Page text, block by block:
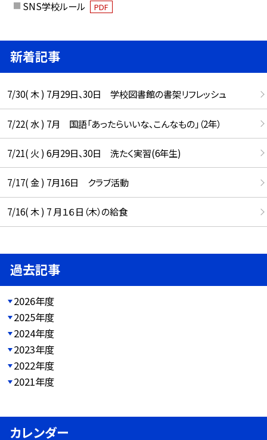
SNS学校ルール PDF
新着記事
7/30( 木 ) 7月29日、30日 学校図書館の書架リフレッシュ
7/22( 水 ) 7月 国語「あったらいいな、こんなもの」（2年）
7/21( 火 ) 6月29日、30日 洗たく実習(6年生)
7/17( 金 ) 7月16日 クラブ活動
7/16( 木 ) 7 月１６日（木）の給食
過去記事
2026年度
2025年度
2024年度
2023年度
2022年度
2021年度
カレンダー